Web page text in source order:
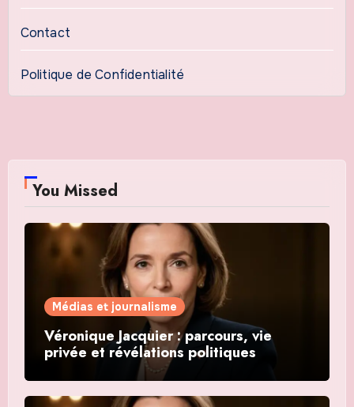
Contact
Politique de Confidentialité
You Missed
Médias et journalisme
Véronique Jacquier : parcours, vie
privée et révélations politiques